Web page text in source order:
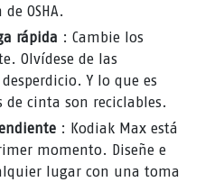
OSHA.
rápida : Cambie los
Olvídese de las
Y lo que es
cinta son reciclables.
: Kodiak Max está
momento. Diseñe e
lugar con una toma